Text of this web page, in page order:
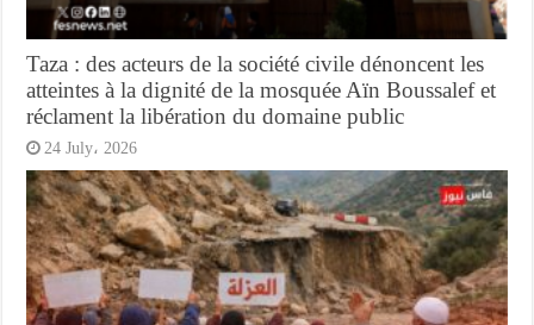
Taza : des acteurs de la société civile dénoncent les
atteintes à la dignité de la mosquée Aïn Boussalef et
réclament la libération du domaine public
24 July، 2026